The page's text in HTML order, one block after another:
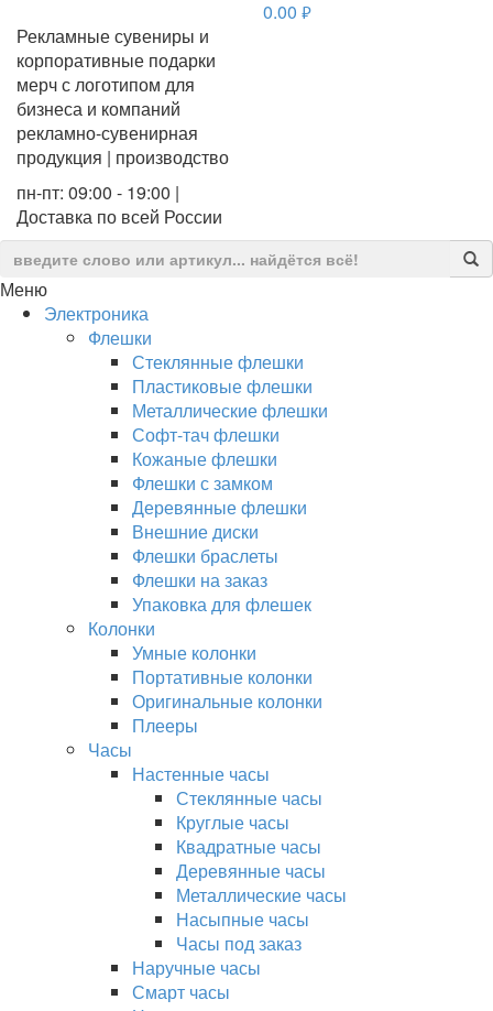
Рекламные сувениры и
корпоративные подарки
мерч с логотипом для
бизнеса и компаний
рекламно-сувенирная
продукция | производство
пн-пт: 09:00 - 19:00 |
Доставка по всей России
0.00 руб.
Меню
Электроника
Флешки
Стеклянные флешки
Пластиковые флешки
Металлические флешки
Софт-тач флешки
Кожаные флешки
Флешки с замком
Деревянные флешки
Внешние диски
Флешки браслеты
Флешки на заказ
Упаковка для флешек
Колонки
Умные колонки
Портативные колонки
Оригинальные колонки
Плееры
Часы
Настенные часы
Стеклянные часы
Круглые часы
Квадратные часы
Деревянные часы
Металлические часы
Насыпные часы
Часы под заказ
Наручные часы
Смарт часы